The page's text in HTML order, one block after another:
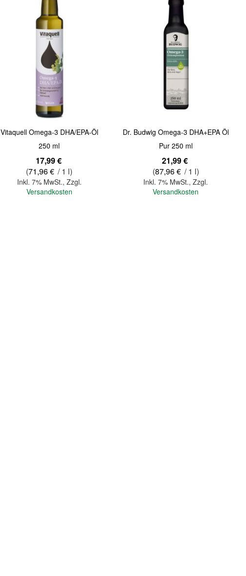
Vitaquell Omega-3 DHA/EPA-Öl
250 ml
17,99 €
(71,96 € / 1 l)
Inkl. 7% MwSt., Zzgl.
Versandkosten
Dr. Budwig Omega-3 DHA+EPA Öl
Pur 250 ml
21,99 €
(87,96 € / 1 l)
Inkl. 7% MwSt.,Zzgl.
Versandkosten